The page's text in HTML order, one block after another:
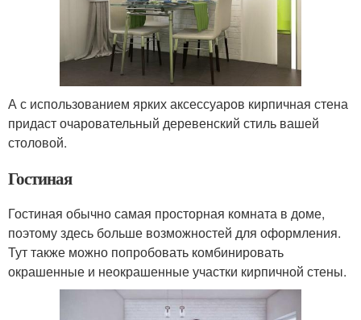
А с использованием ярких аксессуаров кирпичная стена
придаст очаровательный деревенский стиль вашей
столовой.
Гостиная
Гостиная обычно самая просторная комната в доме,
поэтому здесь больше возможностей для оформления.
Тут также можно попробовать комбинировать
окрашенные и неокрашенные участки кирпичной стены.